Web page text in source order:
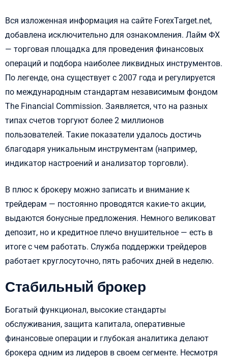
Вся изложенная информация на сайте ForexTarget.net,
добавлена исключительно для ознакомления. Лайм ФХ
— торговая площадка для проведения финансовых
операций и подбора наиболее ликвидных инструментов.
По легенде, она существует с 2007 года и регулируется
по международным стандартам независимым фондом
The Financial Commission. Заявляется, что на разных
типах счетов торгуют более 2 миллионов
пользователей. Такие показатели удалось достичь
благодаря уникальным инструментам (например,
индикатор настроений и анализатор торговли).
В плюс к брокеру можно записать и внимание к
трейдерам — постоянно проводятся какие-то акции,
выдаются бонусные предложения. Немного великоват
депозит, но и кредитное плечо внушительное — есть в
итоге с чем работать. Служба поддержки трейдеров
работает круглосуточно, пять рабочих дней в неделю.
Стабильный брокер
Богатый функционал, высокие стандарты
обслуживания, защита капитала, оперативные
финансовые операции и глубокая аналитика делают
брокера одним из лидеров в своем сегменте. Несмотря